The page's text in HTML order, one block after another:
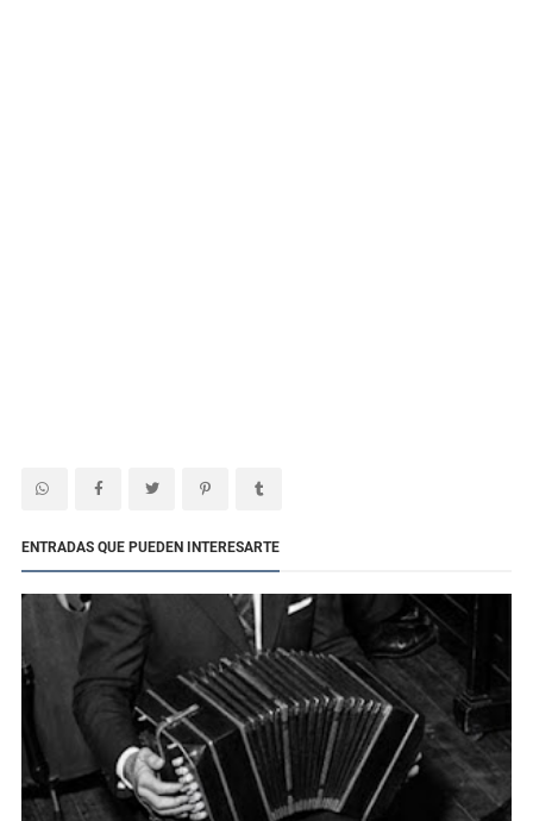
ENTRADAS QUE PUEDEN INTERESARTE